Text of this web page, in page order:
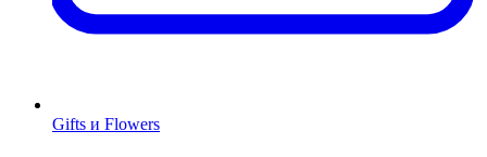
Gifts и Flowers